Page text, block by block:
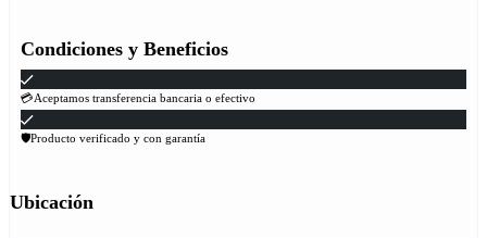
Condiciones y Beneficios
💳Aceptamos transferencia bancaria o efectivo
🛡Producto verificado y con garantía
Ubicación